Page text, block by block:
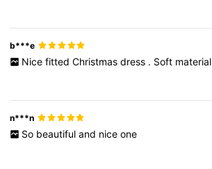
b***e
Nice fitted Christmas dress . Soft material
n***n
So beautiful and nice one